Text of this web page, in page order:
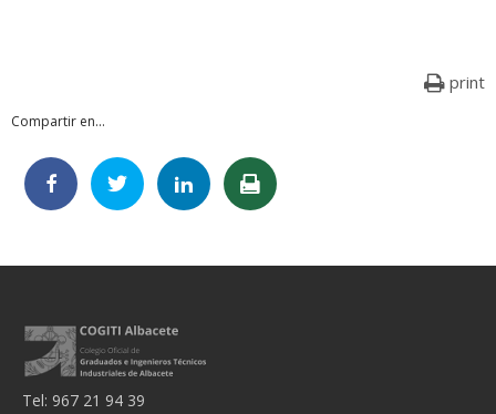
print
Compartir en...
Tel: 967 21 94 39